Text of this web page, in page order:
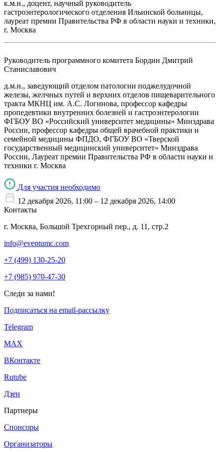
к.м.н., доцент, научный руководитель
гастроэнтерологического отделения Ильинской больницы,
лауреат премии Правительства РФ в области науки и техники,
г. Москва
Руководитель программного комитета Бордин Дмитрий
Станиславович
д.м.н., заведующий отделом патологии поджелудочной
железы, желчных путей и верхних отделов пищеварительного
тракта МКНЦ им. А.С. Логинова, профессор кафедры
пропедевтики внутренних болезней и гастроэнтерологии
ФГБОУ ВО «Российский университет медицины» Минздрава
России, профессор кафедры общей врачебной практики и
семейной медицины ФПДО, ФГБОУ ВО «Тверской
государственный медицинский университет» Минздрава
России, Лауреат премии Правительства РФ в области науки и
техники г. Москва
Для участия необходимо
12 декабря 2026, 11:00 – 12 декабря 2026, 14:00
Контакты
г. Москва, Большой Трехгорный пер., д. 11, стр.2
info@eventumc.com
+7 (499) 130-25-20
+7 (985) 970-47-30
Следи за нами!
Подписаться на email-рассылку
Telegram
МАХ
ВКонтакте
Rutube
Дзен
Партнеры
Спонсоры
Организаторы